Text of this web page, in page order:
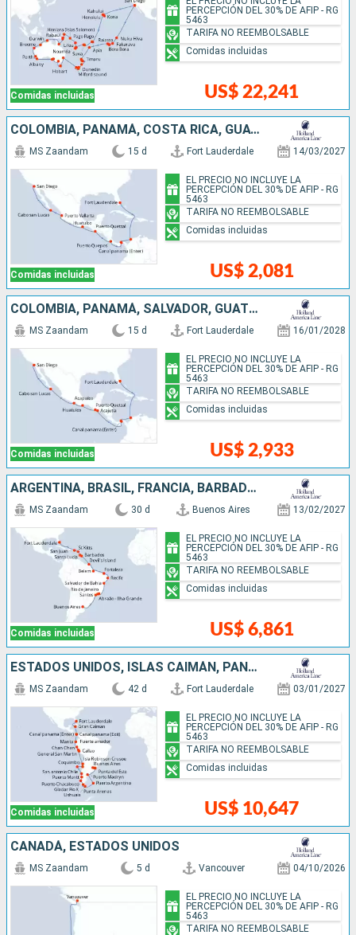
Comidas incluidas US$ 22,241
PERCEPCIÓN DEL 30% DE AFIP - RG
5463
TARIFA NO REEMBOLSABLE
Comidas incluidas
COLOMBIA, PANAMÁ, COSTA RICA, GUATEMALA, MÉXICO, ESTADOS UNIDOS
Comidas incluidas
MS Zaandam 15 d Fort Lauderdale 14/03/2027
US$ 2,081
EL PRECIO NO INCLUYE LA
PERCEPCIÓN DEL 30% DE AFIP - RG
5463
TARIFA NO REEMBOLSABLE
Comidas incluidas
COLOMBIA, PANAMÁ, SALVADOR, GUATEMALA, MÉXICO, ESTADOS UNIDOS
Comidas incluidas
MS Zaandam 15 d Fort Lauderdale 16/01/2028
US$ 2,933
EL PRECIO NO INCLUYE LA
PERCEPCIÓN DEL 30% DE AFIP - RG
5463
TARIFA NO REEMBOLSABLE
Comidas incluidas
ARGENTINA, BRASIL, FRANCIA, BARBADOS, SANTA LUCIA, ANTIGUA Y BARBUDA, PUERTO RICO, ESTADOS UNIDOS
Comidas incluidas
MS Zaandam 30 d Buenos Aires 13/02/2027
US$ 6,861
EL PRECIO NO INCLUYE LA
PERCEPCIÓN DEL 30% DE AFIP - RG
5463
TARIFA NO REEMBOLSABLE
Comidas incluidas
ESTADOS UNIDOS, ISLAS CAIMÁN, PANAMÁ, ECUADOR, PERÚ, CHILE, ISLAS MALVINAS, URUGUAY, ARGENTINA
Comidas incluidas
MS Zaandam 42 d Fort Lauderdale 03/01/2027
US$ 10,647
EL PRECIO NO INCLUYE LA
PERCEPCIÓN DEL 30% DE AFIP - RG
5463
TARIFA NO REEMBOLSABLE
Comidas incluidas
CANADÁ, ESTADOS UNIDOS
MS Zaandam 5 d Vancouver 04/10/2026
EL PRECIO NO INCLUYE LA
PERCEPCIÓN DEL 30% DE AFIP - RG
5463
TARIFA NO REEMBOLSABLE